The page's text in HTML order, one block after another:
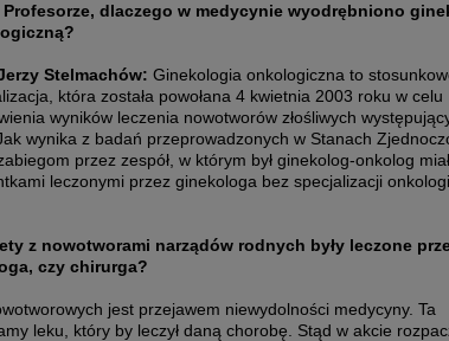
Profesorze, dlaczego w medycynie wyodrębniono
Stelmachów: Ginekologia onkologiczna to
która została powołana 4 kwietnia 2003 roku w celu
wyników leczenia nowotworów złośliwych
wynika z badań przeprowadzonych w Stanach
przez zespół, w którym był ginekolog-onkolog
leczonymi przez ginekologa bez specjalizacji
z nowotworami narządów rodnych były leczone
czy chirurga?
jest przejawem niewydolności medycyny. Ta
leku, który by leczył daną chorobę. Stąd w akcie